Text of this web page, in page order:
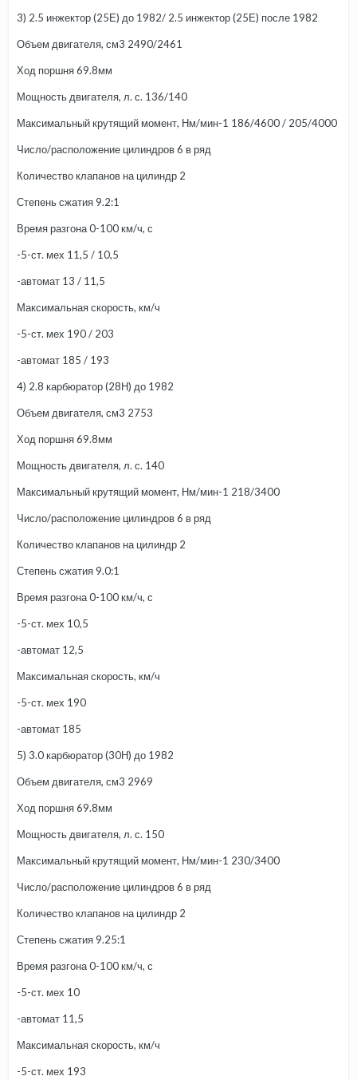
3) 2.5 инжектор (25Е) до 1982/ 2.5 инжектор (25Е) после 1982
Объем двигателя, см3 2490/2461
Ход поршня 69.8мм
Мощность двигателя, л. с. 136/140
Максимальный крутящий момент, Нм/мин-1 186/4600 / 205/4000
Число/расположение цилиндров 6 в ряд
Количество клапанов на цилиндр 2
Степень сжатия 9.2:1
Время разгона 0-100 км/ч, с
-5-ст. мех 11,5 / 10,5
-автомат 13 / 11,5
Максимальная скорость, км/ч
-5-ст. мех 190 / 203
-автомат 185 / 193
4) 2.8 карбюратор (28Н) до 1982
Объем двигателя, см3 2753
Ход поршня 69.8мм
Мощность двигателя, л. с. 140
Максимальный крутящий момент, Нм/мин-1 218/3400
Число/расположение цилиндров 6 в ряд
Количество клапанов на цилиндр 2
Степень сжатия 9.0:1
Время разгона 0-100 км/ч, с
-5-ст. мех 10,5
-автомат 12,5
Максимальная скорость, км/ч
-5-ст. мех 190
-автомат 185
5) 3.0 карбюратор (30Н) до 1982
Объем двигателя, см3 2969
Ход поршня 69.8мм
Мощность двигателя, л. с. 150
Максимальный крутящий момент, Нм/мин-1 230/3400
Число/расположение цилиндров 6 в ряд
Количество клапанов на цилиндр 2
Степень сжатия 9.25:1
Время разгона 0-100 км/ч, с
-5-ст. мех 10
-автомат 11,5
Максимальная скорость, км/ч
-5-ст. мех 193